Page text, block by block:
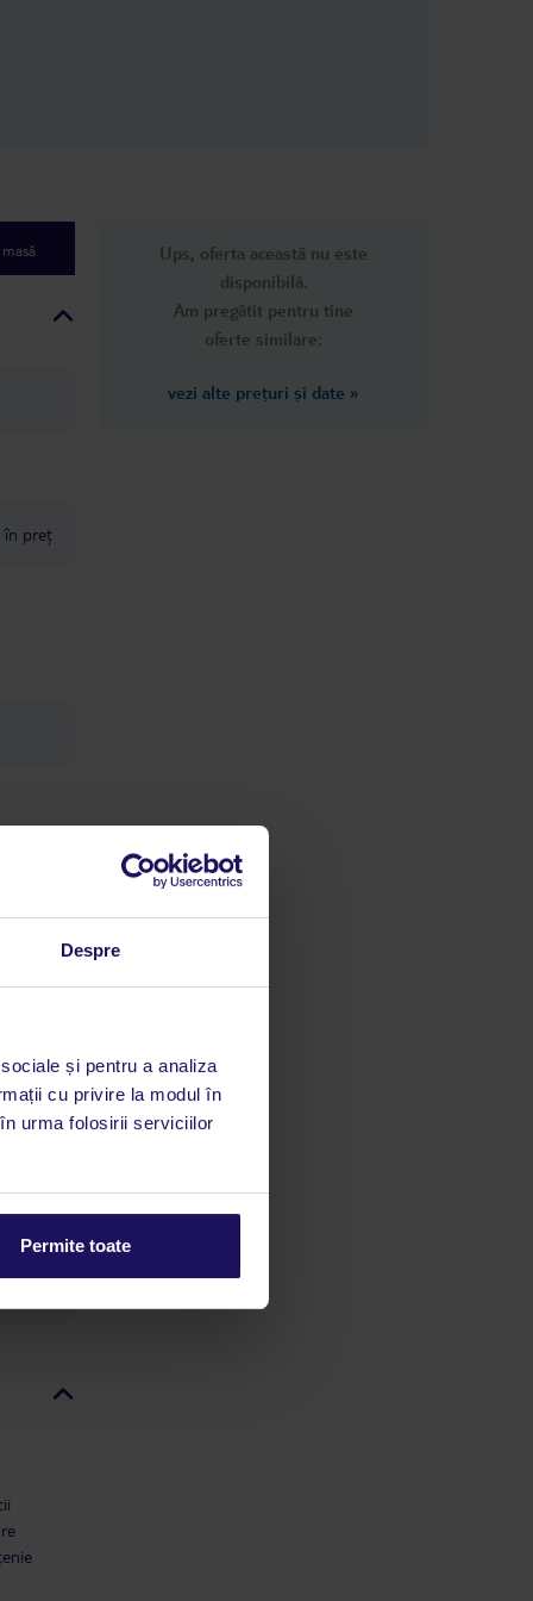
Despre
și pentru a analiza
cu privire la modul în
urma folosirii serviciilor
Permite toate
în preț
la
Ups, oferta această nu este
disponibilă.
Am pregătit pentru tine
oferte similare:
vezi alte prețuri și date »